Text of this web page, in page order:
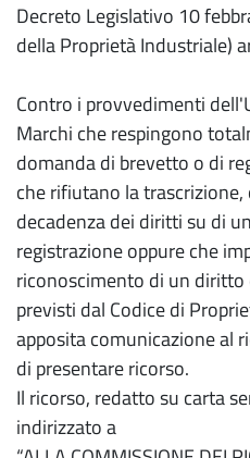
Decreto Legislativo 10
della Proprietà Industriale)
Contro i provvedimenti
Marchi che respingono
domanda di brevetto o di
che rifiutano la
decadenza dei diritti su di
registrazione oppure che
riconoscimento di un
previsti dal Codice di
apposita comunicazione al
di presentare ricorso.
Il ricorso, redatto su carta
indirizzato a